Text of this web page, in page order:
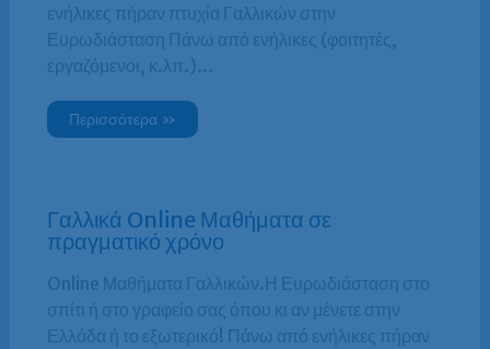
ενήλικες πήραν πτυχία Γαλλικών στην
Ευρωδιάσταση Πάνω από ενήλικες (φοιτητές,
εργαζόμενοι, κ.λπ.)…
Περισσότερα »
Γαλλικά Online Μαθήματα σε
πραγματικό χρόνο
Online Μαθήματα Γαλλικών.Η Ευρωδιάσταση στο
σπίτι ή στο γραφείο σας όπου κι αν μένετε στην
Ελλάδα ή το εξωτερικό! Πάνω από ενήλικες πήραν